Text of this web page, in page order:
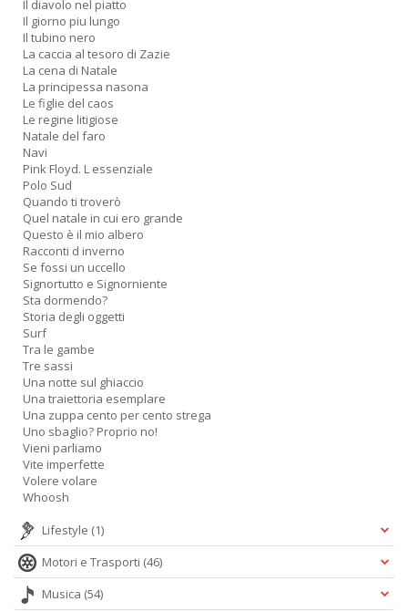
Il diavolo nel piatto
Il giorno piu lungo
Il tubino nero
La caccia al tesoro di Zazie
La cena di Natale
La principessa nasona
Le figlie del caos
Le regine litigiose
Natale del faro
Navi
Pink Floyd. L essenziale
Polo Sud
Quando ti troverò
Quel natale in cui ero grande
Questo è il mio albero
Racconti d inverno
Se fossi un uccello
Signortutto e Signorniente
Sta dormendo?
Storia degli oggetti
Surf
Tra le gambe
Tre sassi
Una notte sul ghiaccio
Una traiettoria esemplare
Una zuppa cento per cento strega
Uno sbaglio? Proprio no!
Vieni parliamo
Vite imperfette
Volere volare
Whoosh
Lifestyle (1)
Motori e Trasporti (46)
Musica (54)